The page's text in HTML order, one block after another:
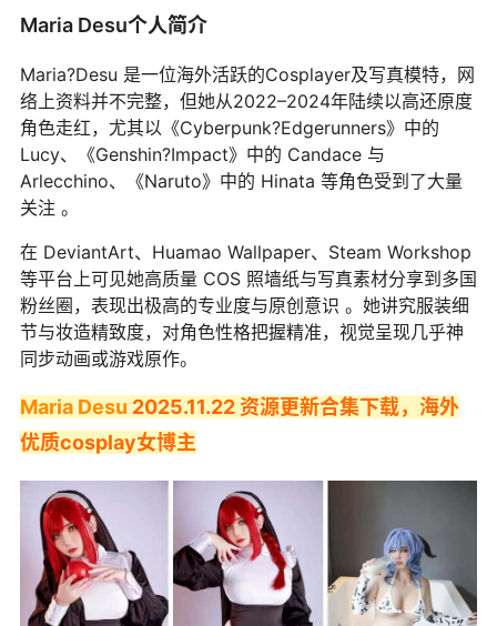
Maria Desu个人简介
Maria?Desu 是一位海外活跃的Cosplayer及写真模特，网
络上资料并不完整，但她从2022–2024年陆续以高还原度
角色走红，尤其以《Cyberpunk?Edgerunners》中的
Lucy、《Genshin?Impact》中的 Candace 与
Arlecchino、《Naruto》中的 Hinata 等角色受到了大量
关注 。
在 DeviantArt、Huamao Wallpaper、Steam Workshop
等平台上可见她高质量 COS 照墙纸与写真素材分享到多国
粉丝圈，表现出极高的专业度与原创意识 。她讲究服装细
节与妆造精致度，对角色性格把握精准，视觉呈现几乎神
同步动画或游戏原作。
Maria Desu 2025.11.22 资源更新合集下载，海外
优质cosplay女博主